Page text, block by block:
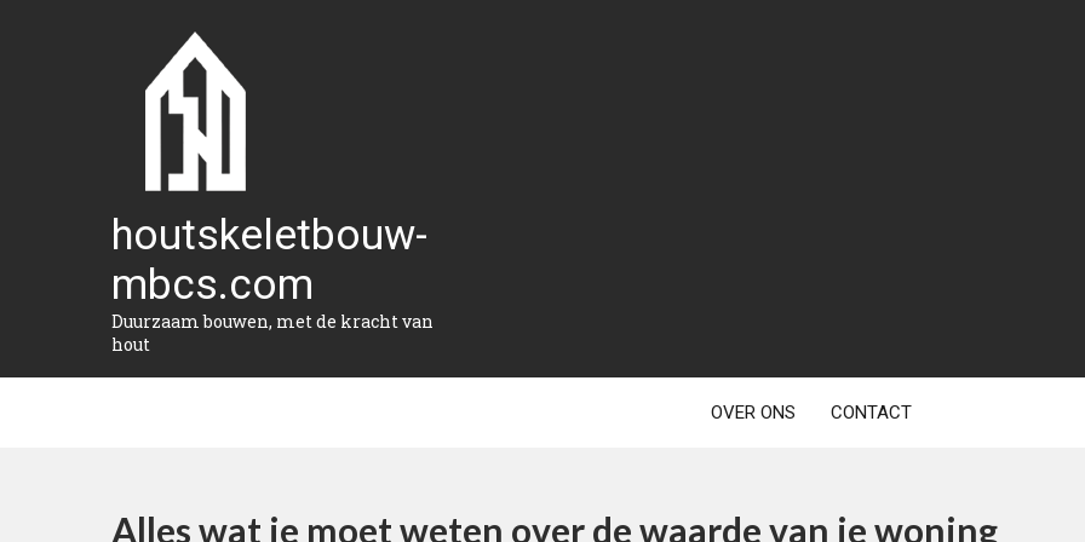
houtskeletbouw-
mbcs.com
Duurzaam bouwen, met de kracht van
hout
OVER ONS CONTACT
Alles wat je moet weten over de waarde van je woning